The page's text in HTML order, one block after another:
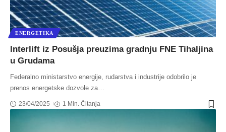
ENERGETIKA
Interlift iz Posušja preuzima gradnju FNE Tihaljina
u Grudama
Federalno ministarstvo energije, rudarstva i industrije odobrilo je
prenos energetske dozvole za…
23/04/2025 1 Min. Čitanja